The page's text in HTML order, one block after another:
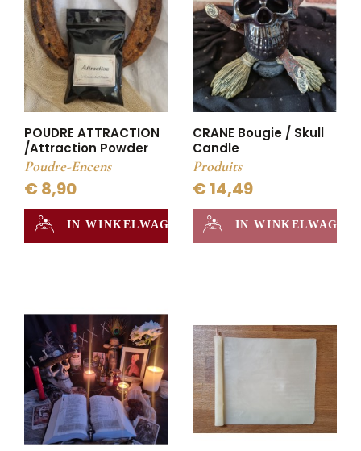
POUDRE ATTRACTION
/Attraction Powder
Poudre-Encens
€ 8,90
IN WINKELWAGEN
CRANE Bougie / Skull
Candle
Produits
€ 14,49
IN WINKELWAGEN